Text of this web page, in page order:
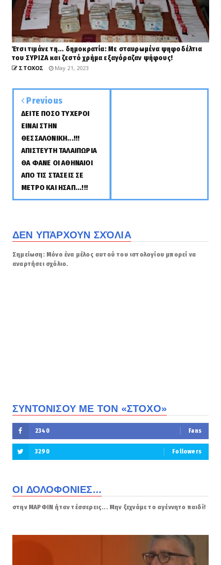
Έτσι τιμάνε τη... δημοκρατία: Με σταυρωμένα ψηφοδέλτια
του ΣΥΡΙΖΑ και ζεστό χρήμα εξαγόραζαν ψήφους!
ΣΤΟΧΟΣ May 21, 2023
Previous
ΔΕΙΤΕ ΠΟΣΟ ΤΥΧΕΡΟΙ
ΕΙΝΑΙ ΣΤΗΝ
ΘΕΣΣΑΛΟΝΙΚΗ...!!!
ΑΠΙΣΤΕΥΤΗ ΤΑΛΑΙΠΩΡΙΑ
ΘΑ ΦΑΝΕ ΟΙ ΑΘΗΝΑΙΟΙ
ΑΠΟ ΤΙΣ ΣΤΑΣΕΙΣ ΣΕ
ΜΕΤΡΟ ΚΑΙ ΗΣΑΠ...!!!
ΔΕΝ ΥΠΆΡΧΟΥΝ ΣΧΌΛΙΑ
Σημείωση: Μόνο ένα μέλος αυτού του ιστολογίου μπορεί να
αναρτήσει σχόλιο.
ΣΥΝΤΟΝΙΣΟΥ ΜΕ ΤΟΝ «ΣΤΟΧΟ»
2340 Fans
3290 Followers
ΟΙ ΔΟΛΟΦΟΝΙΕΣ...
στην ΜΑΡΦΙΝ ήταν τέσσερεις... Μην ξεχνάμε το αγέννητο παιδί!